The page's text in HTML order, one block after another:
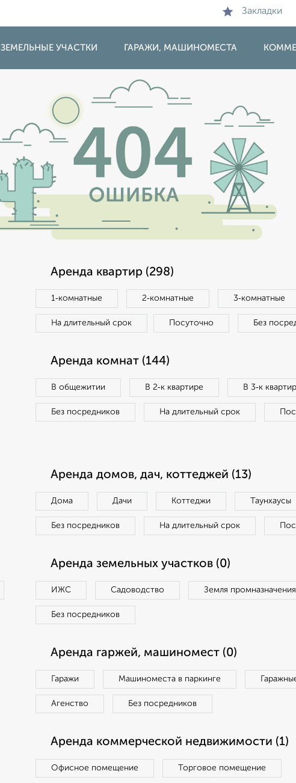
Закладки
ЗЕМЕЛЬНЫЕ УЧАСТКИ ГАРАЖИ, МАШИНОМЕСТА
Аренда квартир (298)
1‑комнатные 2‑комнатные 3‑комнатные
На длительный срок Посуточно Без
Аренда комнат (144)
В общежитии В 2‑к квартире В 3‑к
Без посредников На длительный срок
Аренда домов, дач, коттеджей (13)
Дома Дачи Коттеджи Таунхаусы
Без посредников На длительный срок
Аренда земельных участков (0)
ИЖС Садоводство Земля промназначения
Без посредников
Аренда гаржей, машиномест (0)
Гаражи Машиноместа в паркинге
Агенство Без посредников
Аренда коммерческой недвижимости (1)
Офисное помещение Торговое помещение